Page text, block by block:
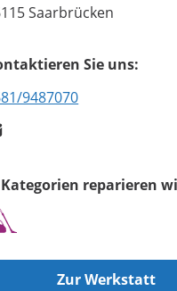
Saarbrücken
Sie uns:
9487070
Kategorien reparieren
Zur Werkstatt